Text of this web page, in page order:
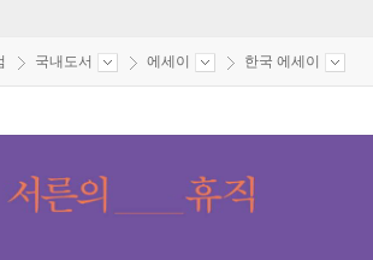
국내도서 에세이 한국 에세이